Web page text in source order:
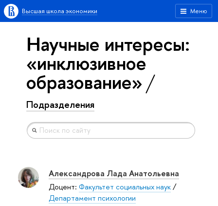
Меню
Высшая школа экономики
Научные интересы:
«инклюзивное
образование»
Подразделения
Александрова Лада Анатольевна
Доцент: Факультет социальных наук/
Департамент психологии